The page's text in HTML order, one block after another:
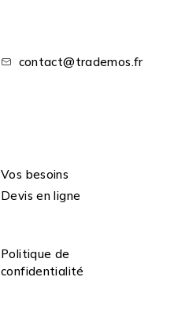
contact@trademos.fr
Vos besoins
Devis en ligne
Politique de
confidentialité